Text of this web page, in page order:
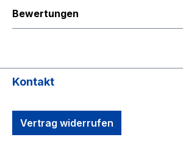
Bewertungen
Kontakt
Vertrag widerrufen